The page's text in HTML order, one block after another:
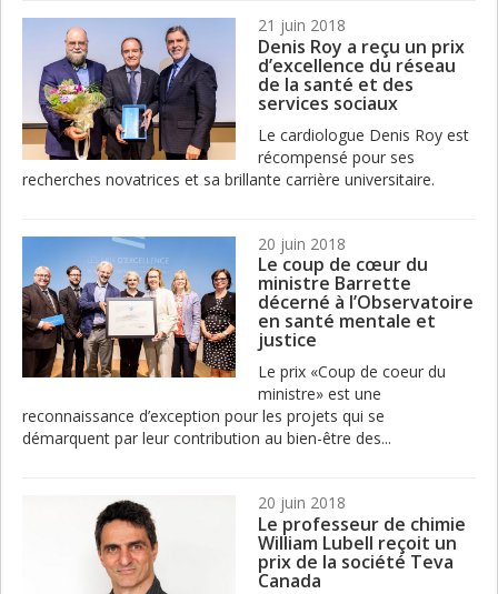
21 juin 2018
Denis Roy a reçu un prix
d’excellence du réseau
de la santé et des
services sociaux
Le cardiologue Denis Roy est
récompensé pour ses
recherches novatrices et sa brillante carrière universitaire.
20 juin 2018
Le coup de cœur du
ministre Barrette
décerné à l’Observatoire
en santé mentale et
justice
Le prix «Coup de coeur du
ministre» est une
reconnaissance d’exception pour les projets qui se
démarquent par leur contribution au bien-être des...
20 juin 2018
Le professeur de chimie
William Lubell reçoit un
prix de la société Teva
Canada